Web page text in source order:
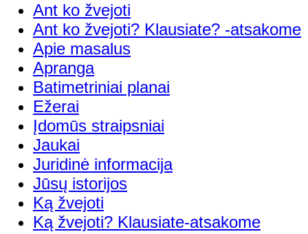
Ant ko žvejoti
Ant ko žvejoti? Klausiate? -atsakome
Apie masalus
Apranga
Batimetriniai planai
Ežerai
Įdomūs straipsniai
Jaukai
Juridinė informacija
Jūsų istorijos
Ką žvejoti
Ką žvejoti? Klausiate-atsakome